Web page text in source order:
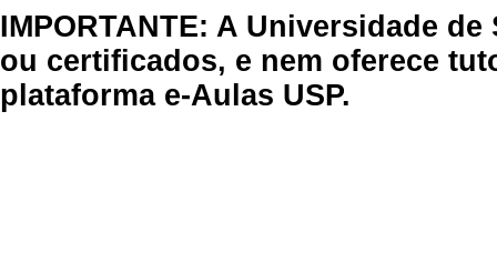
IMPORTANTE: A Universidade
ou certificados, e nem oferece
plataforma e-Aulas USP.